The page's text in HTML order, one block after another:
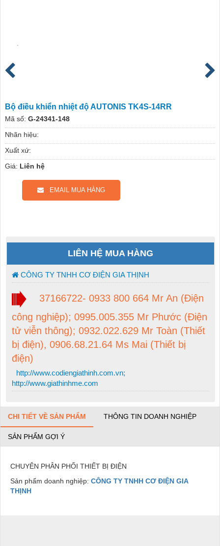
Bộ điều khiển nhiệt độ AUTONIS TK4S-14RR
Mã số: G-24341-148
Nhãn hiệu:
Xuất xứ:
Giá: Liên hệ
EMAIL MUA HÀNG
LIÊN HỆ MUA HÀNG
CÔNG TY TNHH CƠ ĐIỆN GIA THỊNH
37166722- 0933 800 664 Mr An (Điện
công nghiệp); 0995.005.355 Mr Phước (Điện
tử viễn thông); 0932.022.629 Mr Toàn (Thiết
bị điện), 0906.68.21.64 Ms Mai (Thiết bị
điện)
http://www.codiengiathinh.com.vn;
http://www.giathinhme.com
CHI TIẾT VỀ SẢN PHẨM THÔNG TIN DOANH NGHIỆP
SẢN PHẨM GỢI Ý
CHUYÊN PHÂN PHỐI THIẾT BỊ ĐIỆN
Sản phẩm doanh nghiệp: CÔNG TY TNHH CƠ ĐIỆN GIA
THỊNH